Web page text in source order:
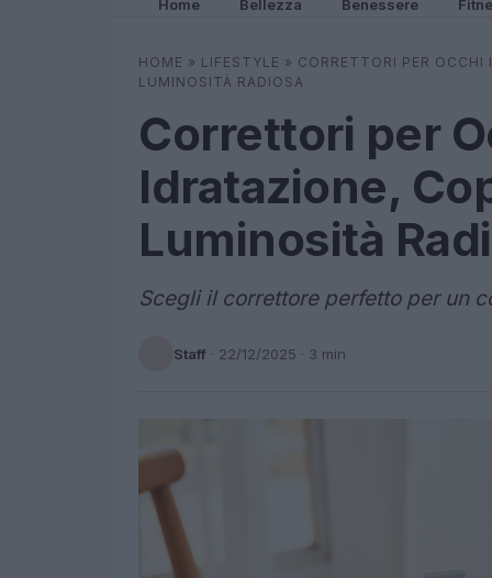
Home Bellezza Benessere
HOME » LIFESTYLE » CORRETTORI PER OCCHI
LUMINOSITÀ RADIOSA
Correttori per
Idratazione,
Luminosità
Scegli il correttore perfetto per un
Staff · 22/12/2025 · 3 min